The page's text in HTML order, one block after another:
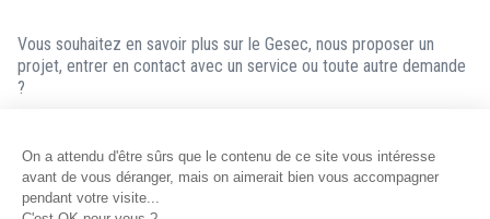
Vous souhaitez en savoir plus sur le Gesec, nous proposer un
projet, entrer en contact avec un service ou toute autre demande
?
répondre dans les meilleurs délais.